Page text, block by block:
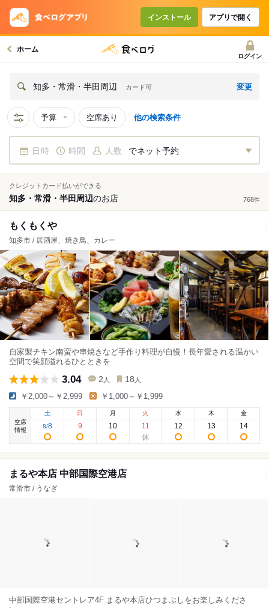
インストール アプリで開く
ホーム
ログイン
知多・常滑・半田周辺 カード可 変更
予算 空席あり 他の検索条件
日時 時間 人数 でネット予約
クレジットカード払いができる
知多・常滑・半田周辺のお店 768件
もくもくや
知多市 / 居酒屋、焼き鳥、カレー
自家製チキン南蛮や串焼きなど手作り料理が自慢！長年愛される温かい
空間で笑顔溢れるひとときを
3.04 2 人 18 人
￥2,000～￥2,999 ￥1,000～￥1,999
空席
情報
土
8/8
日
9
月
10
火
11
水
12
木
13
金
14
まるや本店 中部国際空港店
常滑市 / うなぎ
中部国際空港セントレア4F まるや本店ひつまぶしをお楽しみくださ